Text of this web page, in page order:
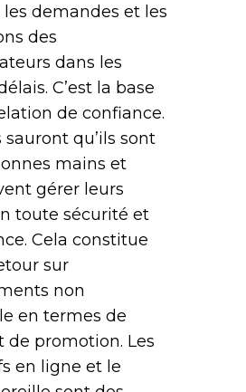
demandes et les
des
dans les
C’est la base
de confiance.
sauront qu’ils sont
mains et
gérer leurs
toute sécurité et
Cela constitue
sur
non
en termes de
de promotion. Les
en ligne et le